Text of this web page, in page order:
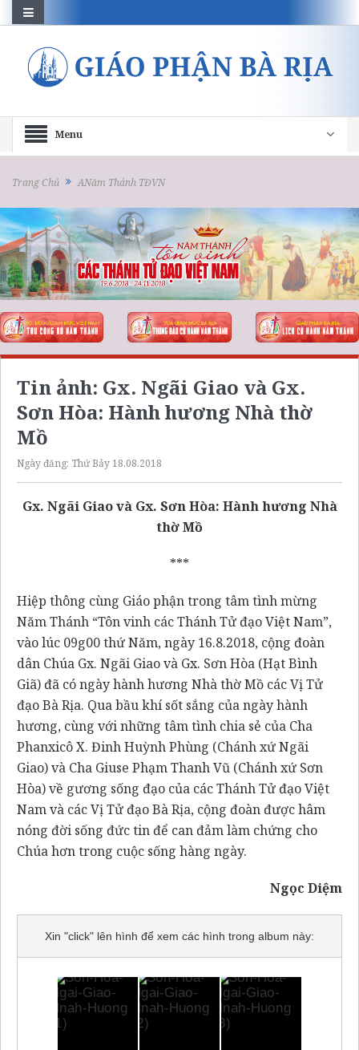
Menu
Trang Chủ ANăm Thánh TĐVN
Tin ảnh: Gx. Ngãi Giao và Gx.
Sơn Hòa: Hành hương Nhà thờ
Mồ
Ngày đăng: Thứ Bảy 18.08.2018
Gx. Ngãi Giao và Gx. Sơn Hòa: Hành hương Nhà
thờ Mồ
***
Hiệp thông cùng Giáo phận trong tâm tình mừng
Năm Thánh “Tôn vinh các Thánh Tử đạo Việt Nam”,
vào lúc 09g00 thứ Năm, ngày 16.8.2018, cộng đoàn
dân Chúa Gx. Ngãi Giao và Gx. Sơn Hòa (Hạt Bình
Giã) đã có ngày hành hương Nhà thờ Mồ các Vị Tử
đạo Bà Rịa. Qua bầu khí sốt sắng của ngày hành
hương, cùng với những tâm tình chia sẻ của Cha
Phanxicô X. Đinh Huỳnh Phùng (Chánh xứ Ngãi
Giao) và Cha Giuse Phạm Thanh Vũ (Chánh xứ Sơn
Hòa) về gương sống đạo của các Thánh Tử đạo Việt
Nam và các Vị Tử đạo Bà Rịa, cộng đoàn được hâm
nóng đời sống đức tin để can đảm làm chứng cho
Chúa hơn trong cuộc sống hàng ngày.
Ngọc Diệm
Xin "click" lên hình để xem các hình trong album này: